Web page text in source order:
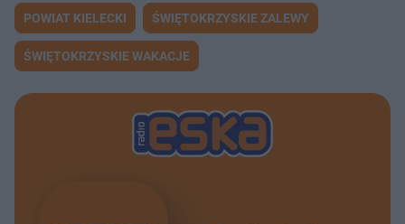
POWIAT KIELECKI ŚWIĘTOKRZYSKIE ZALEWY
ŚWIĘTOKRZYSKIE WAKACJE